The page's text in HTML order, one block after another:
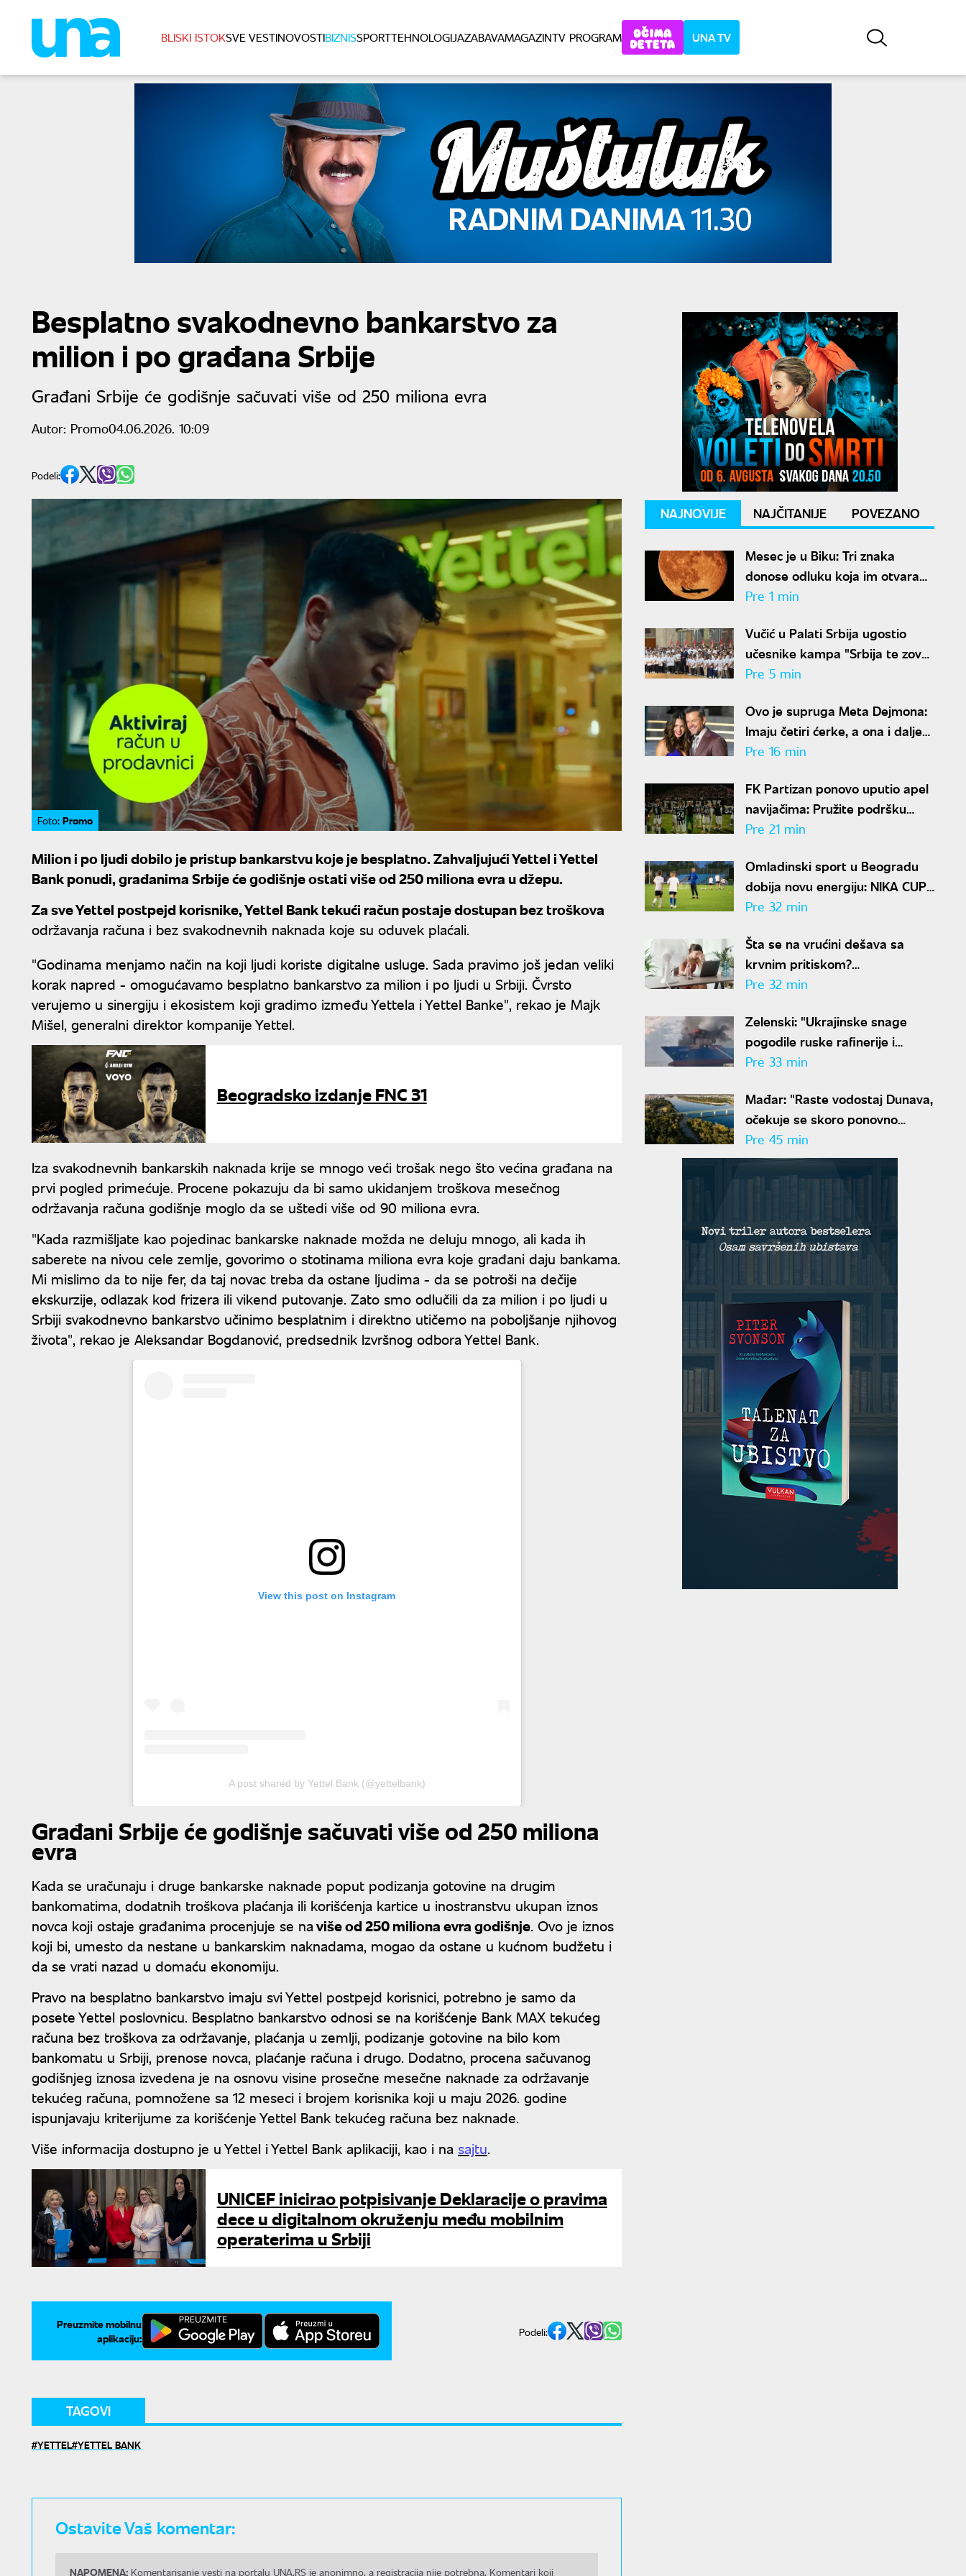
BLISKI ISTOKSVE VESTINOVOSTIBIZNISSPORTTEHNOLOGIJAZABAVAMAGAZINTV PROGRAM UNA TV
Besplatno svakodnevno bankarstvo za
milion i po građana Srbije
Građani Srbije će godišnje sačuvati više od 250 miliona evra
Autor: Promo04.06.2026. 10:09
Podeli:
Foto: Promo
Milion i po ljudi dobilo je pristup bankarstvu koje je besplatno. Zahvaljujući Yettel i Yettel
Bank ponudi, građanima Srbije će godišnje ostati više od 250 miliona evra u džepu.
Za sve Yettel postpejd korisnike, Yettel Bank tekući račun postaje dostupan bez troškova
održavanja računa i bez svakodnevnih naknada koje su oduvek plaćali.
"Godinama menjamo način na koji ljudi koriste digitalne usluge. Sada pravimo još jedan veliki
korak napred - omogućavamo besplatno bankarstvo za milion i po ljudi u Srbiji. Čvrsto
verujemo u sinergiju i ekosistem koji gradimo između Yettela i Yettel Banke", rekao je Majk
Mišel, generalni direktor kompanije Yettel.
Beogradsko izdanje FNC 31
Iza svakodnevnih bankarskih naknada krije se mnogo veći trošak nego što većina građana na
prvi pogled primećuje. Procene pokazuju da bi samo ukidanjem troškova mesečnog
održavanja računa godišnje moglo da se uštedi više od 90 miliona evra.
"Kada razmišljate kao pojedinac bankarske naknade možda ne deluju mnogo, ali kada ih
saberete na nivou cele zemlje, govorimo o stotinama miliona evra koje građani daju bankama.
Mi mislimo da to nije fer, da taj novac treba da ostane ljudima - da se potroši na dečije
ekskurzije, odlazak kod frizera ili vikend putovanje. Zato smo odlučili da za milion i po ljudi u
Srbiji svakodnevno bankarstvo učinimo besplatnim i direktno utičemo na poboljšanje njihovog
života", rekao je Aleksandar Bogdanović, predsednik Izvršnog odbora Yettel Bank.
View this post on Instagram
A post shared by Yettel Bank (@yettelbank)
Građani Srbije će godišnje sačuvati više od 250 miliona
evra
Kada se uračunaju i druge bankarske naknade poput podizanja gotovine na drugim
bankomatima, dodatnih troškova plaćanja ili korišćenja kartice u inostranstvu ukupan iznos
novca koji ostaje građanima procenjuje se naviše od 250 miliona evra godišnje. Ovo je iznos
koji bi, umesto da nestane u bankarskim naknadama, mogao da ostane u kućnom budžetu i
da se vrati nazad u domaću ekonomiju.
Pravo na besplatno bankarstvo imaju svi Yettel postpejd korisnici, potrebno je samo da
posete Yettel poslovnicu. Besplatno bankarstvo odnosi se na korišćenje Bank MAX tekućeg
računa bez troškova za održavanje, plaćanja u zemlji, podizanje gotovine na bilo kom
bankomatu u Srbiji, prenose novca, plaćanje računa i drugo. Dodatno, procena sačuvanog
godišnjeg iznosa izvedena je na osnovu visine prosečne mesečne naknade za održavanje
tekućeg računa, pomnožene sa 12 meseci i brojem korisnika koji u maju 2026. godine
ispunjavaju kriterijume za korišćenje Yettel Bank tekućeg računa bez naknade.
Više informacija dostupno je u Yettel i Yettel Bank aplikaciji, kao i na sajtu.
UNICEF inicirao potpisivanje Deklaracije o pravima
dece u digitalnom okruženju među mobilnim
operaterima u Srbiji
Preuzmite mobilnu
aplikaciju:
Podeli:
TAGOVI
YETTEL YETTEL BANK
Ostavite Vaš komentar:
NAPOMENA: Komentarisanje vesti na portalu UNA.RS je anonimno, a registracija nije potrebna. Komentari koji
NAJNOVIJE NAJČITANIJE POVEZANO
Mesec je u Biku: Tri znaka
donose odluku koja im otvara
put do velikog novca
Pre 1 min
Vučić u Palati Srbija ugostio
učesnike kampa "Srbija te zove
2026"
Pre 5 min
Ovo je supruga Meta Dejmona:
Imaju četiri ćerke, a ona i dalje
izgleda kao bomba
Pre 16 min
FK Partizan ponovo uputio apel
navijačima: Pružite podršku
igračima, nemojte da štetite
Pre 21 min
Omladinski sport u Beogradu
dobija novu energiju: NIKA CUP
2026 počinje za dve nedelje
Pre 32 min
Šta se na vrućini dešava sa
krvnim pritiskom?
Kardiološkinja ima jasan
Pre 32 min
Zelenski: "Ukrajinske snage
pogodile ruske rafinerije i
brodove u Crnom moru"
Pre 33 min
Mađar: "Raste vodostaj Dunava,
očekuje se skoro ponovno
pokretanje Pakša"
Pre 45 min